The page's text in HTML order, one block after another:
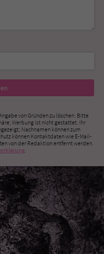
von Gründen zu löschen. Bitte
Werbung ist nicht gestattet. Ihr
Nachnamen können zum
können Kontaktdaten wie E-Mail-
von der Redaktion entfernt werden.
.